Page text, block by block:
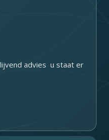
advies u staat er